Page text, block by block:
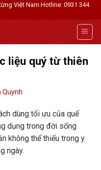
Việt Nam Hotline: 0931 344
liệu quý từ thiên
Quynh
dùng tối ưu của quế
dụng trong đời sống
không thể thiếu trong y
ngày.